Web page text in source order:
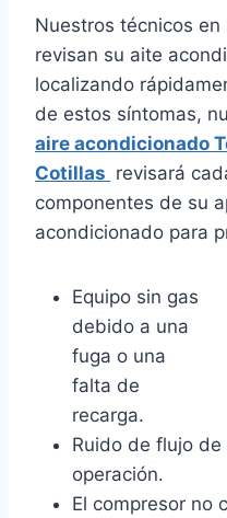
Nuestros técnicos
revisan su aite
localizando
de estos síntomas,
aire acondicionado
Cotillas revisará
componentes de su
acondicionado para
Equipo sin gas
debido a una
fuga o una
falta de
recarga.
Ruido de flujo
operación.
El compresor no